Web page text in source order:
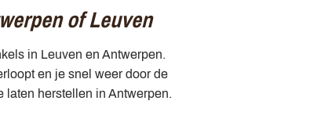
of Leuven
in Leuven en Antwerpen.
en je snel weer door de
laten herstellen in Antwerpen.